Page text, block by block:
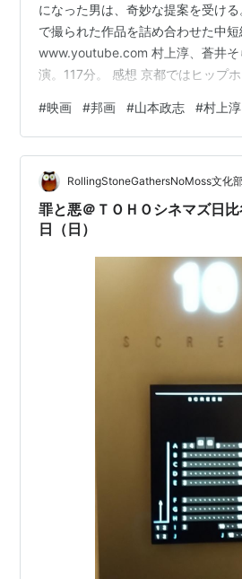
になった男は、奇妙な提案を受け
で撮られた作品を詰め合わせた中短
www.youtube.com 村上淳、蒼井そ
演。117分。 感想 京都ではヒップ
中編ドラマと、三つのポイントで撮
ストの作品が収められている。 序
が交互に展開する。ここでは沖縄
ドキュメンタリーが面白かった。登
いいキャラクターで、彼らの話に
う。 中でも移住して、蟹取りを披
#映画 #邦画 #山本政志 #村上淳
RollingStoneGathersNoMoss文化
罪と悪＠ＴＯＨＯシネマズ
日（日）